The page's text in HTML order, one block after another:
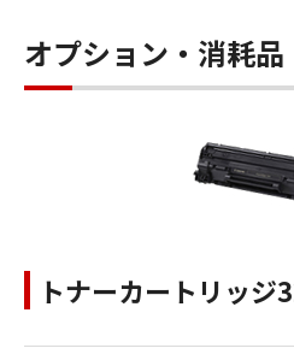
オプション・消耗品
トナーカートリッジ